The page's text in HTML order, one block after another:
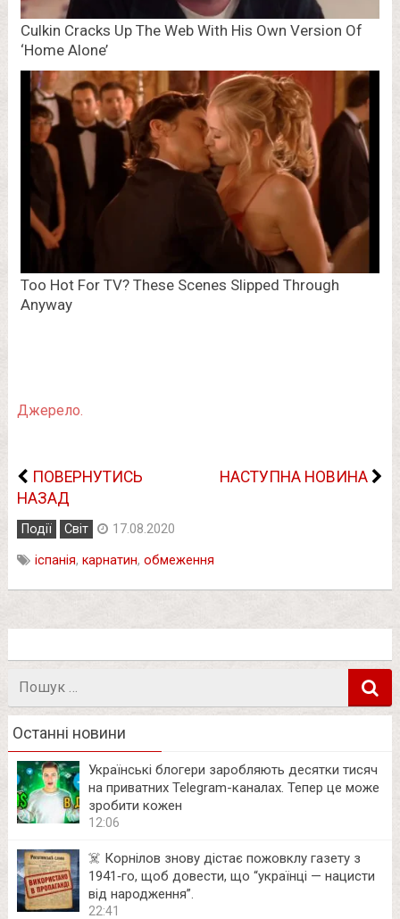
Джерело.
ПОВЕРНУТИСЬ
НАЗАД
НАСТУПНА НОВИНА
Події Світ 17.08.2020
іспанія, карнатин, обмеження
Останні новини
Українські блогери заробляють десятки тисяч
на приватних Telegram-каналах. Тепер це може
зробити кожен
12:06
☠️ Корнілов знову дістає пожовклу газету з
1941‑го, щоб довести, що “українці — нацисти
від народження”.
22:41